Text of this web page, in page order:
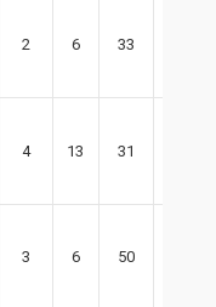
2 6 33
4 13 31
3 6 50